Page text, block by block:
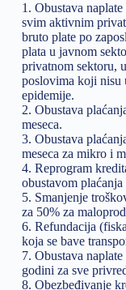
1. Obustava
svim aktivnim
bruto plate po
plata u javnom
privatnom sektoru,
poslovima koji nisu
epidemije.
2. Obustava
meseca.
3. Obustava
meseca za mikro i
4. Reprogram
obustavom
5. Smanjenje
za 50% za
6. Refundacija
koja se bave
7. Obustava
godini za sve
8. Obezbeđivanje